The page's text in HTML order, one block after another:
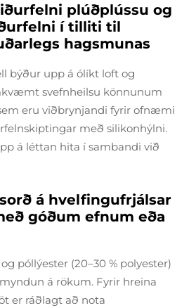
plúðplússu og
í tilliti til
hagsmunas
býður upp á ólíkt loft og
svefnheilsu könnunum
eru viðbrynjandi fyrir ofnæmi
með silikonhýlni.
á léttan hita í sambandi við
á hvelfingufrjálsar
góðum efnum eða
póllýester (20–30 % polyester)
á rökum. Fyrir hreina
er ráðlagt að nota